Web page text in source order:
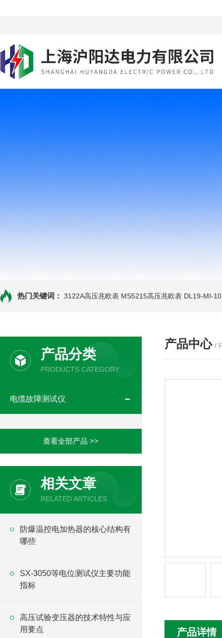
热门关键词： 3122A高压兆欧表 MS5215高压兆欧表 DL19-MI-
产品分类
PRODUCTS CATEGORY
电缆故障测试仪
查看全部产品 >>
相关文章
RELATED ARTICLES
防爆温控电加热器的核心结构有
哪些
SX-3050等电位测试仪主要功能
指标
高压试验变压器的技术特性与应
用要点
产品中心 /
产品详情